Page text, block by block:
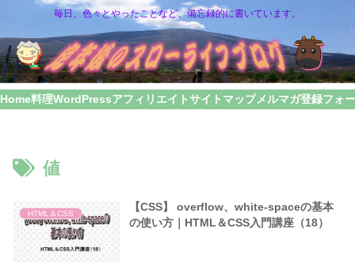
毎日、色々とやったことなど、備忘録的に書いています。
Home料理WordPressアフィリエイトサイトマップメルマガ登録フォ
値
HTML＆CSS
【CSS】 overflow、white-spaceの基本
の使い方｜HTML＆CSS入門講座（18）